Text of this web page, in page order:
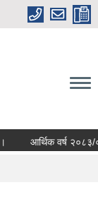
आर्थिक वर्ष २०८३/